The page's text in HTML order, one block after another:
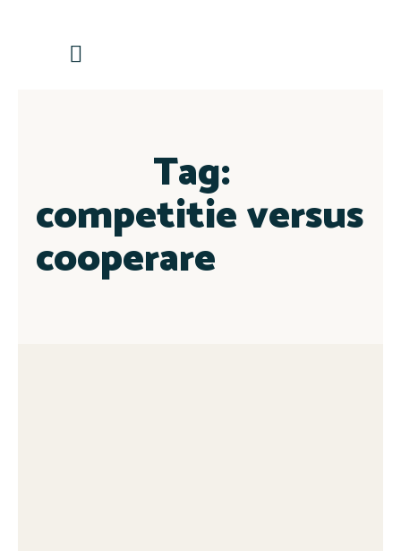
Tag:
competitie versus
cooperare